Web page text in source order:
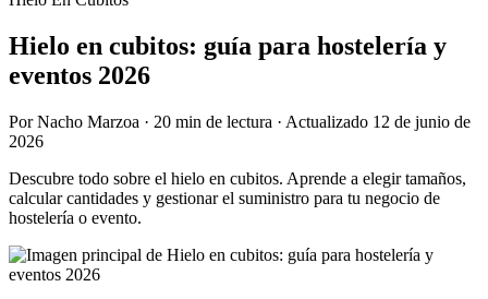
Hielo en cubitos: guía para hostelería y
eventos 2026
PorNacho Marzoa · 20 min de lectura · Actualizado 12 de junio de
2026
Descubre todo sobre el hielo en cubitos. Aprende a elegir tamaños,
calcular cantidades y gestionar el suministro para tu negocio de
hostelería o evento.